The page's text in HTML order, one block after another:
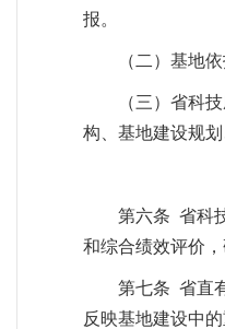
报。
（二）基地
（三）省科
构、基地建设规
第六条 省科
和综合绩效评价
第七条 省直
反映基地建设中的